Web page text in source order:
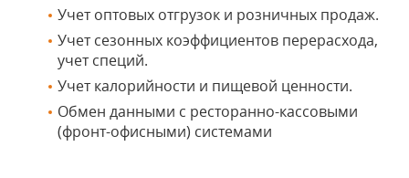
Учет оптовых отгрузок и розничных продаж.
Учет сезонных коэффициентов перерасхода,
учет специй.
Учет калорийности и пищевой ценности.
Обмен данными с ресторанно-кассовыми
(фронт-офисными) системами